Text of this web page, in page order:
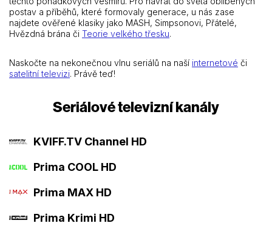
postav a příběhů, které formovaly generace, u nás zase
najdete ověřené klasiky jako MASH, Simpsonovi, Přátelé,
Hvězdná brána či Teorie velkého třesku.
Naskočte na nekonečnou vlnu seriálů na naší internetové či
satelitní televizi. Právě teď!
Seriálové televizní kanály
KVIFF.TV Channel HD
Prima COOL HD
Prima MAX HD
Prima Krimi HD